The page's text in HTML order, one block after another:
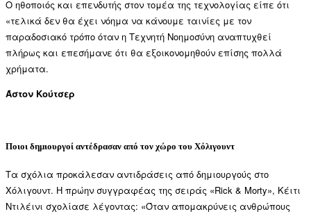
Ο ηθοποιός και επενδυτής στον τομέα της τεχνολογίας είπε ότι
«τελικά δεν θα έχει νόημα να κάνουμε ταινίες με τον
παραδοσιακό τρόπο όταν η Τεχνητή Νοημοσύνη αναπτυχθεί
πλήρως και επεσήμανε ότι θα εξοικονομηθούν επίσης πολλά
χρήματα.
Άστον Κούτσερ
Ποιοι δημιουργοί αντέδρασαν από τον χώρο του Χόλιγουντ
Τα σχόλια προκάλεσαν αντιδράσεις από δημιουργούς στο
Χόλιγουντ. Η πρώην συγγραφέας της σειράς «Rick & Morty», Κέιτι
Ντιλέινι σχολίασε λέγοντας: «Όταν απομακρύνεις ανθρώπους